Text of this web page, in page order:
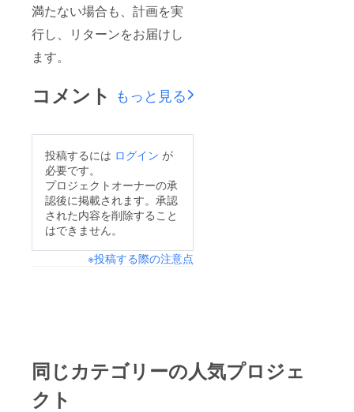
満たない場合も、計画を実
行し、リターンをお届けし
ます。
コメント もっと見る
投稿するには ログイン が
必要です。
プロジェクトオーナーの承
認後に掲載されます。承認
された内容を削除すること
はできません。
※投稿する際の注意点
同じカテゴリーの人気プロジェ
クト